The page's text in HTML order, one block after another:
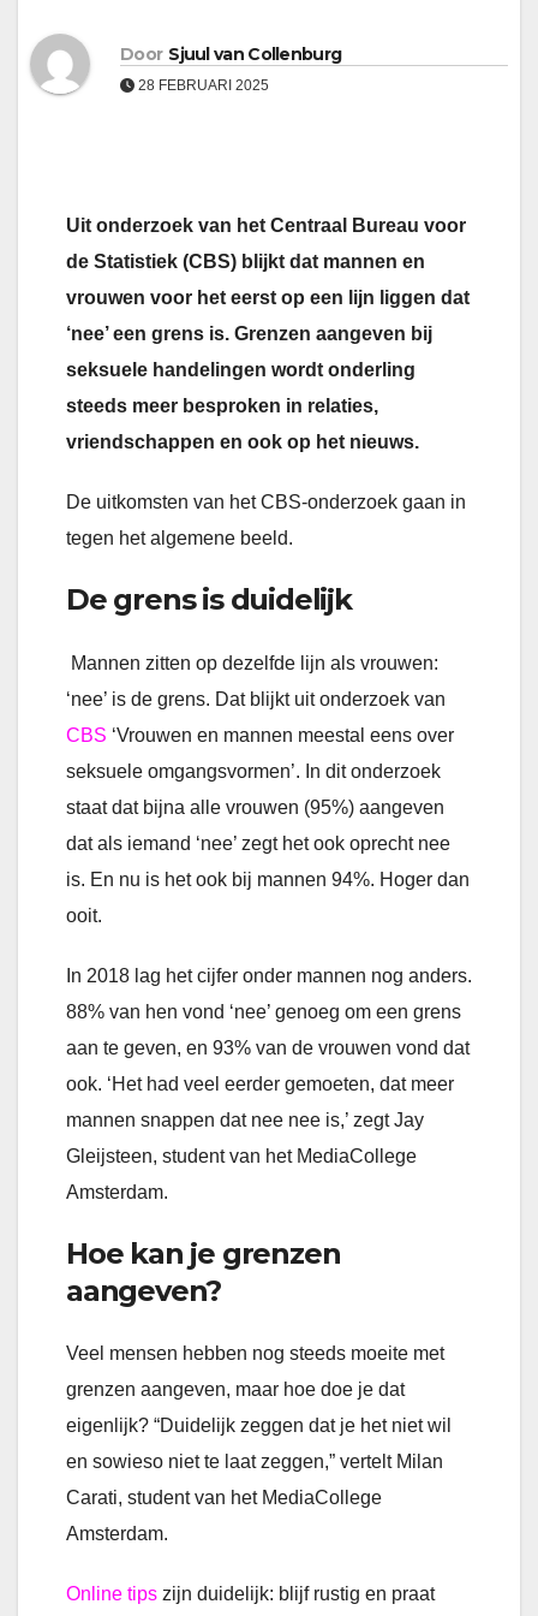
Door Sjuul van Collenburg
28 FEBRUARI 2025
Uit onderzoek van het Centraal Bureau voor
de Statistiek (CBS) blijkt dat mannen en
vrouwen voor het eerst op een lijn liggen dat
‘nee’ een grens is. Grenzen aangeven bij
seksuele handelingen wordt onderling
steeds meer besproken in relaties,
vriendschappen en ook op het nieuws.
De uitkomsten van het CBS-onderzoek gaan in
tegen het algemene beeld.
De grens is duidelijk
Mannen zitten op dezelfde lijn als vrouwen:
‘nee’ is de grens. Dat blijkt uit onderzoek van
CBS ‘Vrouwen en mannen meestal eens over
seksuele omgangsvormen’. In dit onderzoek
staat dat bijna alle vrouwen (95%) aangeven
dat als iemand ‘nee’ zegt het ook oprecht nee
is. En nu is het ook bij mannen 94%. Hoger dan
ooit.
In 2018 lag het cijfer onder mannen nog anders.
88% van hen vond ‘nee’ genoeg om een grens
aan te geven, en 93% van de vrouwen vond dat
ook. ‘Het had veel eerder gemoeten, dat meer
mannen snappen dat nee nee is,’ zegt Jay
Gleijsteen, student van het MediaCollege
Amsterdam.
Hoe kan je grenzen
aangeven?
Veel mensen hebben nog steeds moeite met
grenzen aangeven, maar hoe doe je dat
eigenlijk? “Duidelijk zeggen dat je het niet wil
en sowieso niet te laat zeggen,” vertelt Milan
Carati, student van het MediaCollege
Amsterdam.
Online tips zijn duidelijk: blijf rustig en praat